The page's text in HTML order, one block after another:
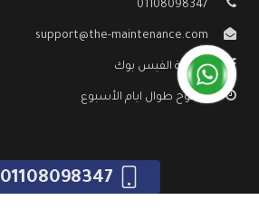
01108098347
support@the-maintenance.com
صفحة الفيس بوك
مفتوح طوال ايام الأسبوع
01108098347